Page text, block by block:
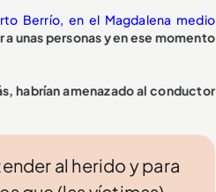
Berrío, en el Magdalena medio
a unas personas y en ese momento
habrían amenazado al conductor
al herido y para